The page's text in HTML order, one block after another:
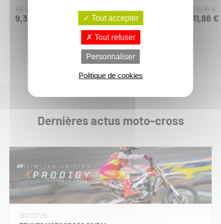
10,95 €
9,31 € 16,96 €
13,95 €
11,86 €
Dernières actus moto-cross
30/07/26
Tout accepter
Tout refuser
Personnaliser
Politique de cookies